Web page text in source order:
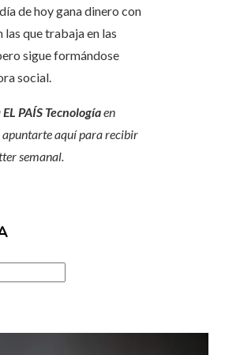
de hoy gana dinero con
las que trabaja en las
sigue formándose
social.
EL PAÍS Tecnologíaen
apuntarte aquí para recibir
semanal.